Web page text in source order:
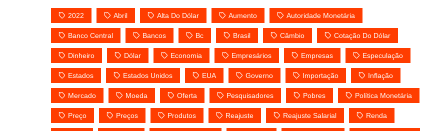
2022 Abril Alta Do Dólar Aumento Autoridade Monetária
Banco Central Bancos Bc Brasil Câmbio Cotação Do Dólar
Dinheiro Dólar Economia Empresários Empresas Especulação
Estados Estados Unidos EUA Governo Importação Inflação
Mercado Moeda Oferta Pesquisadores Pobres Política Monetária
Preço Preços Produtos Reajuste Reajuste Salarial Renda